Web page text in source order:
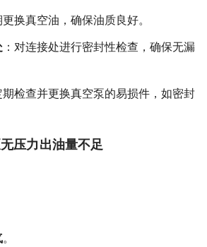
更换真空油，确保油质良好。
：对连接处进行密封性检查，确保无漏
期检查并更换真空泵的易损件，如密封
压力出油量不足
。